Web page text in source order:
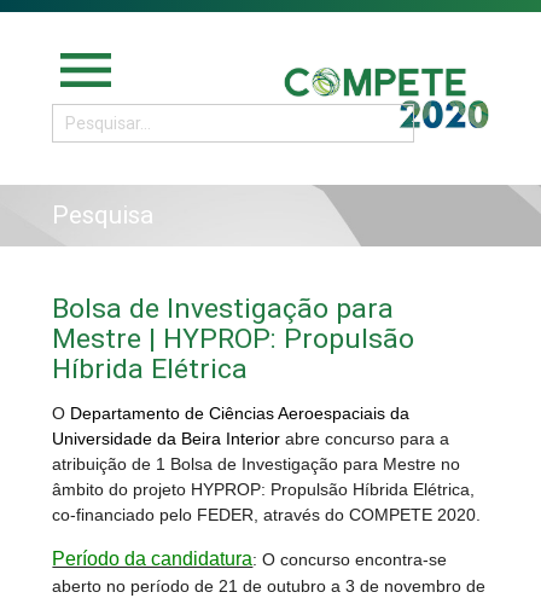
menu
Pesquisa
Bolsa de Investigação para
Mestre | HYPROP: Propulsão
Híbrida Elétrica
O Departamento de Ciências Aeroespaciais da
Universidade da Beira Interior abre concurso para a
atribuição de 1 Bolsa de Investigação para Mestre no
âmbito do projeto HYPROP: Propulsão Híbrida Elétrica,
co-financiado pelo FEDER, através do COMPETE 2020.
Período da candidatura: O concurso encontra-se
aberto no período de 21 de outubro a 3 de novembro de